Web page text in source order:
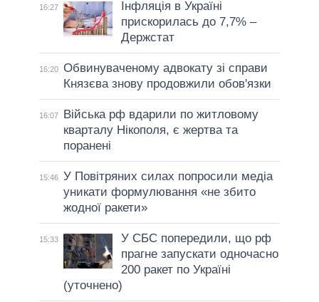
16:27
Інфляція в Україні
прискорилась до 7,7% –
Держстат
16:20 Обвинуваченому адвокату зі справи
Князєва знову продовжили обов'язки
16:07
Війська рф вдарили по житловому
кварталу Нікополя, є жертва та
поранені
15:46 У Повітряних силах попросили медіа
уникати формулювання «не збито
жодної ракети»
15:33
У СБС попередили, що рф
прагне запускати одночасно
200 ракет по Україні
(уточнено)